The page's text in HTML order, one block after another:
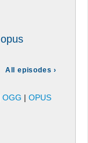
opus
All episodes ›
OGG | OPUS